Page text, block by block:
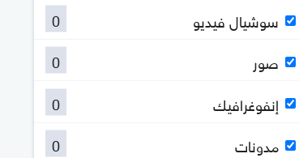
سوشيال فيديو
0
صور
0
إنفوغرافيك
0
مدونات
0